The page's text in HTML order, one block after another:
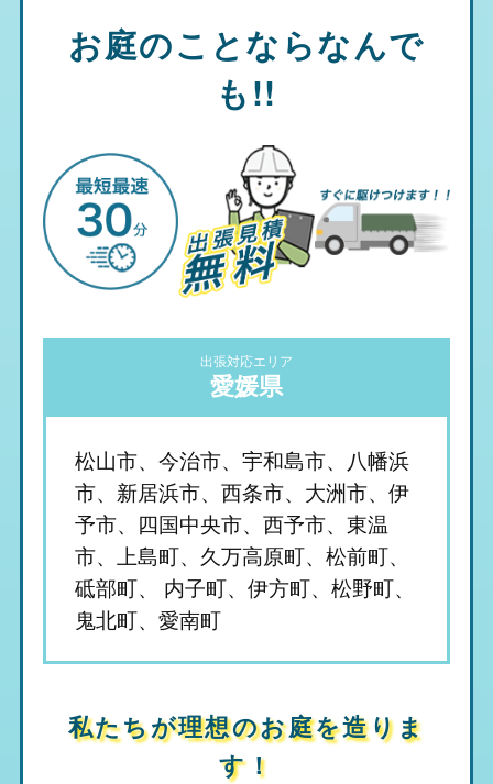
お庭のことならなんで
も!!
出張対応エリア
愛媛県
松山市、今治市、宇和島市、八幡浜
市、新居浜市、西条市、大洲市、伊
予市、四国中央市、西予市、東温
市、上島町、久万高原町、松前町、
砥部町、 内子町、伊方町、松野町、
鬼北町、愛南町
私たちが理想のお庭を造りま
す！